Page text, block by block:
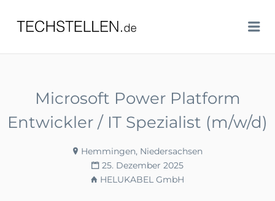
TECHSTELLEN.DE
Microsoft Power Platform
Entwickler / IT Spezialist (m/w/d)
Hemmingen, Niedersachsen
25. Dezember 2025
HELUKABEL GmbH